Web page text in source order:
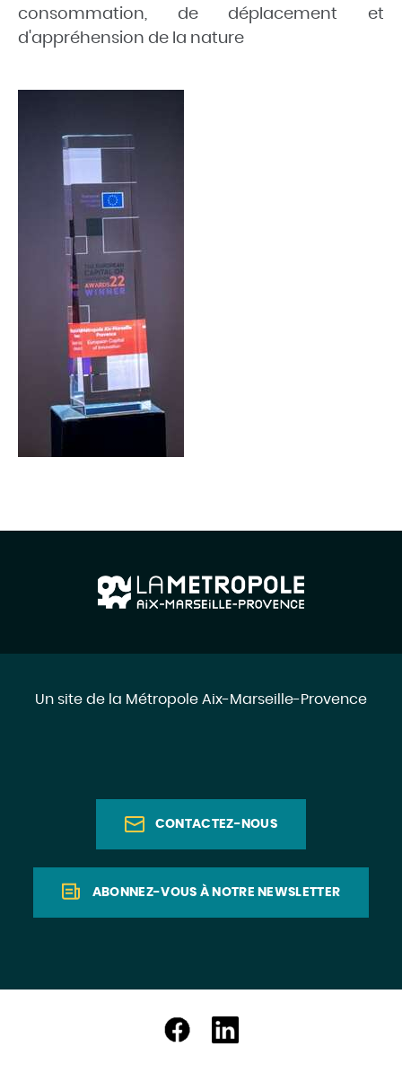
consommation, de déplacement et
d'appréhension de la nature
Un site de la Métropole Aix-Marseille-Provence
CONTACTEZ-NOUS
ABONNEZ-VOUS À NOTRE NEWSLETTER